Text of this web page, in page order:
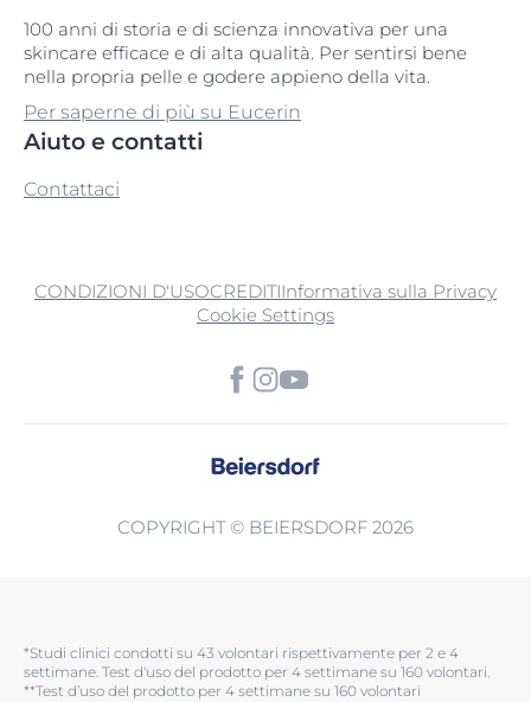
100 anni di storia e di scienza innovativa per una
skincare efficace e di alta qualità. Per sentirsi bene
nella propria pelle e godere appieno della vita.
Per saperne di più su Eucerin
Aiuto e contatti
Contattaci
CONDIZIONI D'USOCREDITIInformativa sulla Privacy
Cookie Settings
COPYRIGHT © BEIERSDORF 2026
*Studi clinici condotti su 43 volontari rispettivamente per 2 e 4
settimane. Test d'uso del prodotto per 4 settimane su 160 volontari.​